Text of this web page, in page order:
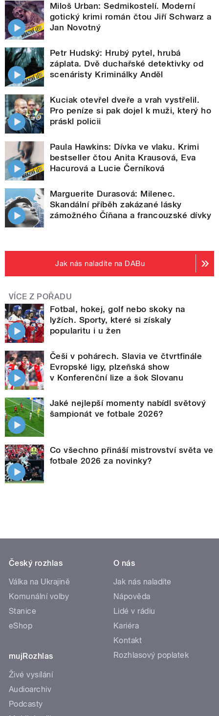
Miloš Urban: Sedmikostelí. Moderní
gotický krimi román čtou Jiří Schwarz a
Jan Novotný
Petr Hudský: Hrubý pytel, hrubá
záplata. Dvě duchařské detektivky od
scenáristy Kriminálky Anděl
Kuciak otevřel dveře a vrah vystřelil.
Pro peníze si pak dojel k muži, který ho
práskl policii
Paula Hawkins: Dívka ve vlaku. Krimi
bestseller čtou Anita Krausová, Eva
Hacurová a Lucie Černíková
Marguerite Durasová: Milenec.
Skandální příběh zakázané lásky
zámožného Číňana a francouzské dívky
Jak nás naladíte na DABu
VÍCE Z POŘADU
Fotbal, hokej, golf nebo skoky na
lyžích. Sporty, které si získaly
popularitu i u žen
Češi v pohárech. Slavia ve čtvrtfinále
Evropské ligy, plzeňská show
v Konferenční lize a šok Slovanu
Jaké nejlepší momenty nabídl světový
šampionát ve fotbale 2026?
Co všechno přináší mistrovství světa ve
fotbale 2026 za novinky?
Český rozhlas
Válka na Ukrajině
Komunální volby
Stanice
eShop
mujRozhlas
Živé vysílání
Audioarchiv
Podcasty
O nás
Jak nás naladíte
Nápověda
Lidé v rádiu
Kariéra
Kontakt
Rozhlasový poplatek